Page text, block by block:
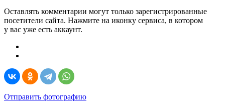
Оставлять комментарии могут только зарегистрированные
посетители сайта. Нажмите на иконку сервиса, в котором
у вас уже есть аккаунт.
Отправить фотографию